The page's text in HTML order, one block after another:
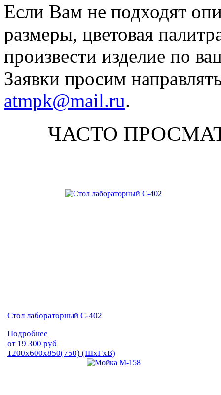
Если Вам не подходят
размеры, цветовая
произвести изделие по
Заявки просим
atmpk@mail.ru.
ЧАСТО
Стол лабораторный С-402
Подробнее
от 19 300 руб
1200х600х850(750) (ШхГхВ)